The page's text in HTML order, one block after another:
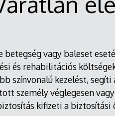
betegség vagy baleset
és rehabilitációs
színvonalú kezelést,
személy véglegesen
kifizeti a